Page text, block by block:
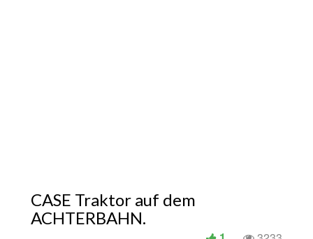
CASE Traktor auf dem
ACHTERBAHN.